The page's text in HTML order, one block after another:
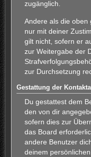
zugänglich.
Andere als die oben
nur mit deiner
gilt nicht, sofern er
zur Weitergabe der
zur Durchsetzung
Gestattung der
Du gestattest dem
den von dir
sofern dies zur
das Board
andere Benutzer
deinem